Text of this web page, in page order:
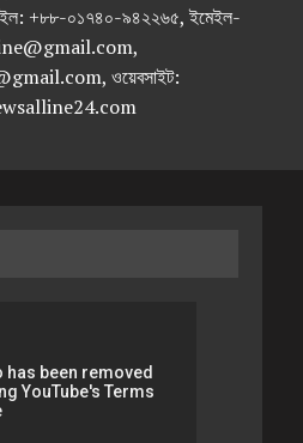
+৮৮-০১৭৪০-৯৪২২৬৫, ইমেইল-
ওয়েবসাইট: